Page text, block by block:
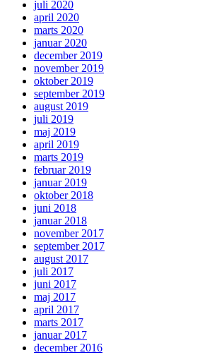
juli 2020
april 2020
marts 2020
januar 2020
december 2019
november 2019
oktober 2019
september 2019
august 2019
juli 2019
maj 2019
april 2019
marts 2019
februar 2019
januar 2019
oktober 2018
juni 2018
januar 2018
november 2017
september 2017
august 2017
juli 2017
juni 2017
maj 2017
april 2017
marts 2017
januar 2017
december 2016